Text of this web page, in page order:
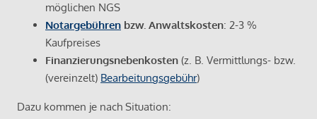
möglichen NGS
Notargebühren bzw. Anwaltskosten: 2-3 %
Kaufpreises
Finanzierungsnebenkosten (z. B. Vermittlungs- bzw.
(vereinzelt) Bearbeitungsgebühr)
Dazu kommen je nach Situation: